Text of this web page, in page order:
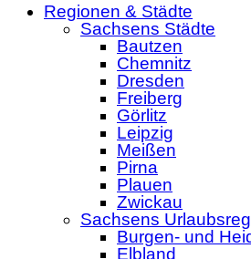
Regionen & Städte
Sachsens Städte
Bautzen
Chemnitz
Dresden
Freiberg
Görlitz
Leipzig
Meißen
Pirna
Plauen
Zwickau
Sachsens
Burgen- und
Elbland